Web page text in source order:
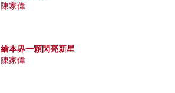
陳家偉
繪本界一顆閃亮新星
陳家偉